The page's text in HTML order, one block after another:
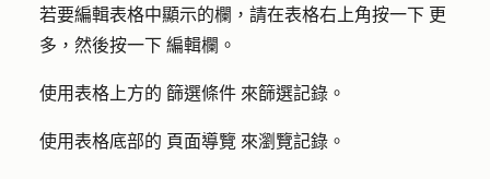
若要編輯表格中顯示的欄，請在表格右上角按一下 更
多 ，然後按一下 編輯欄 。
使用表格上方的 篩選條件 來篩選記錄。
使用表格底部的 頁面導覽 來瀏覽記錄。